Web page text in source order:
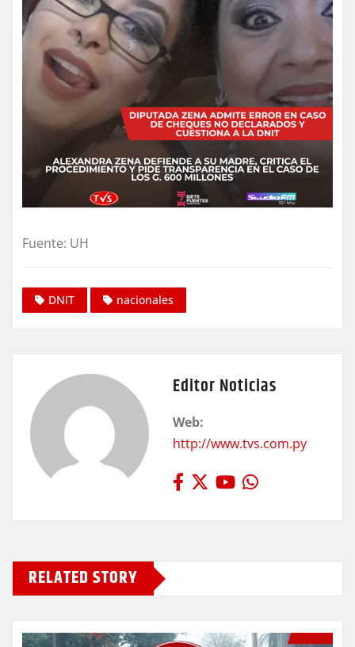
Fuente: UH
DNIT nacionales
Editor Noticias
Web:
http://www.tvs.com.py
RELATED STORY